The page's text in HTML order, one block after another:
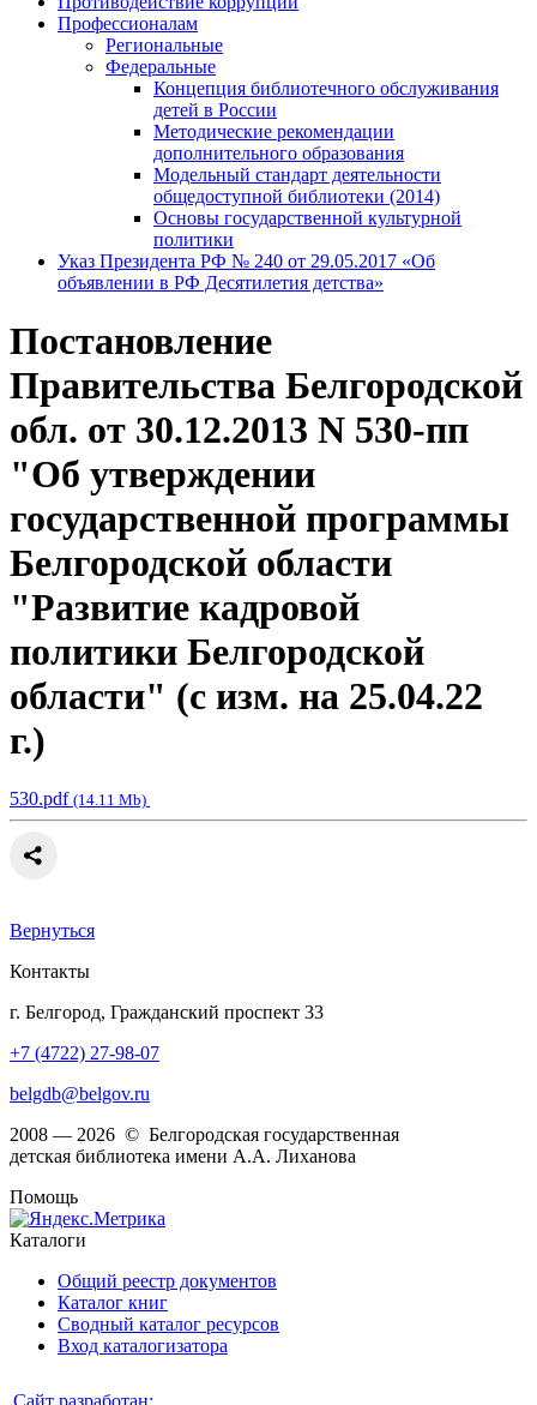
Профессионалам
Региональные
Федеральные
Концепция библиотечного обслуживания
детей в России
Методические рекомендации
дополнительного образования
Модельный стандарт деятельности
общедоступной библиотеки (2014)
Основы государственной культурной
политики
Указ Президента РФ № 240 от 29.05.2017 «Об
объявлении в РФ Десятилетия детства»
Постановление
Правительства Белгородской
обл. от 30.12.2013 N 530-пп
"Об утверждении
государственной программы
Белгородской области
"Развитие кадровой
политики Белгородской
области" (с изм. на 25.04.22
г.)
530.pdf (14.11 Mb)
Вернуться
Контакты
г. Белгород, Гражданский проспект 33
+7 (4722) 27-98-07
belgdb@belgov.ru
2008 — 2026 © Белгородская государственная
детская библиотека имени А.А. Лиханова
Помощь
Каталоги
Общий реестр документов
Каталог книг
Сводный каталог ресурсов
Вход каталогизатора